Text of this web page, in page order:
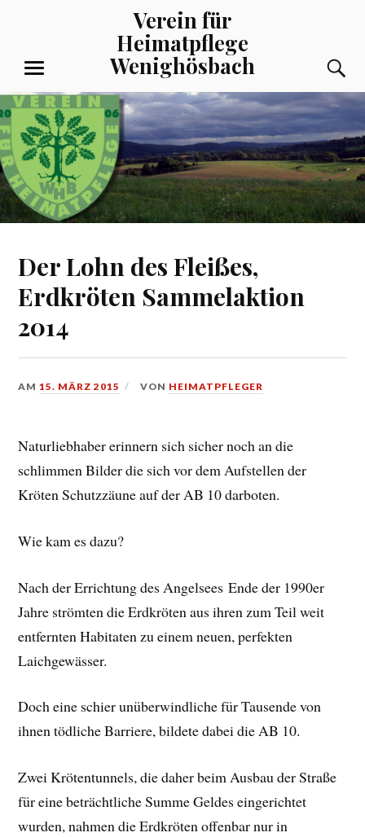
Verein für
Heimatpflege
Wenighösbach
MENÜ
Der Lohn des Fleißes,
Erdkröten Sammelaktion
2014
AM15. MÄRZ 2015 VON HEIMATPFLEGER
Naturliebhaber erinnern sich sicher noch an die
schlimmen Bilder die sich vor dem Aufstellen der
Kröten Schutzzäune auf der AB 10 darboten.
Wie kam es dazu?
Nach der Errichtung des Angelsees Ende der 1990er
Jahre strömten die Erdkröten aus ihren zum Teil weit
entfernten Habitaten zu einem neuen, perfekten
Laichgewässer.
Doch eine schier unüberwindliche für Tausende von
ihnen tödliche Barriere, bildete dabei die AB 10.
Zwei Krötentunnels, die daher beim Ausbau der Straße
für eine beträchtliche Summe Geldes eingerichtet
wurden, nahmen die Erdkröten offenbar nur in